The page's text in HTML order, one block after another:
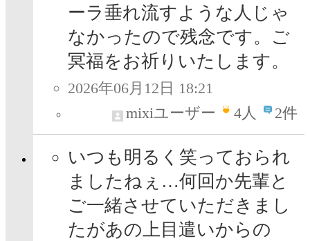
ーラ垂れ流すような人じゃ
なかったので残念です。ご
冥福をお祈りいたします。
2026年06月12日 18:21
mixiユーザー
4人 2件
いつも明るく笑っておられ
ましたねぇ…何回か先輩と
ご一緒させていただきまし
たがあの上目遣いからの